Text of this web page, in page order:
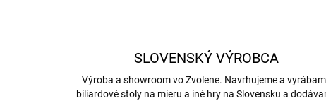
SLOVENSKÝ VÝROBCA
Výroba a showroom vo Zvolene. Navrhujeme a
biliardové stoly na mieru a iné hry na Slovensku a